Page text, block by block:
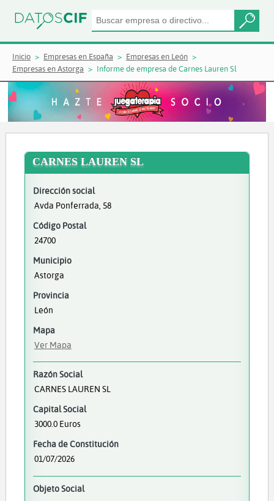
Inicio Empresas en España
Empresas en León
Empresas en Astorga
Informe de empresa de Carnes Lauren Sl
CARNES LAUREN SL
Dirección social
Avda Ponferrada, 58
Código Postal
24700
Municipio
Astorga
Provincia
León
Mapa
Ver Mapa
Razón Social
CARNES LAUREN SL
Capital Social
3000.0 Euros
Fecha de Constitución
01/07/2026
Objeto Social